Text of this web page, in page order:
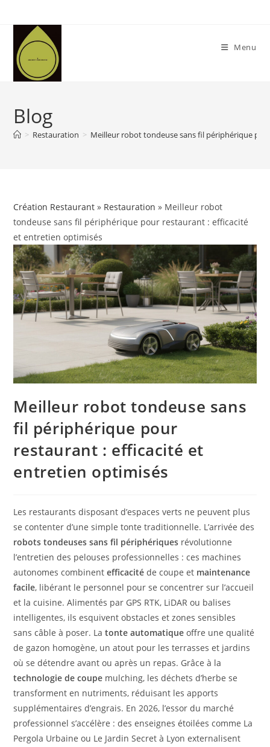
content
Menu
Blog
> Restauration > Meilleur robot tondeuse sans fil périphérique
Création Restaurant » Restauration » Meilleur robot
tondeuse sans fil périphérique pour restaurant : efficacité
et entretien optimisés
Meilleur robot tondeuse sans
fil périphérique pour
restaurant : efficacité et
entretien optimisés
Les restaurants disposant d’espaces verts ne peuvent plus
se contenter d’une simple tonte traditionnelle. L’arrivée des
robots tondeuses sans fil périphériques révolutionne
l’entretien des pelouses professionnelles : ces machines
autonomes combinentefficacité de coupe et maintenance
facile, libérant le personnel pour se concentrer sur l’accueil
et la cuisine. Alimentés par GPS RTK, LiDAR ou balises
intelligentes, ils esquivent obstacles et zones sensibles
sans câble à poser. Latonte automatique offre une qualité
de gazon homogène, un atout pour les terrasses et jardins
où se détendre avant ou après un repas. Grâce à la
technologie de coupe mulching, les déchets d’herbe se
transforment en nutriments, réduisant les apports
supplémentaires d’engrais. En 2026, l’essor du marché
professionnel s’accélère : des enseignes étoilées comme La
Pergola Urbaine ou Le Jardin Secret à Lyon externalisent